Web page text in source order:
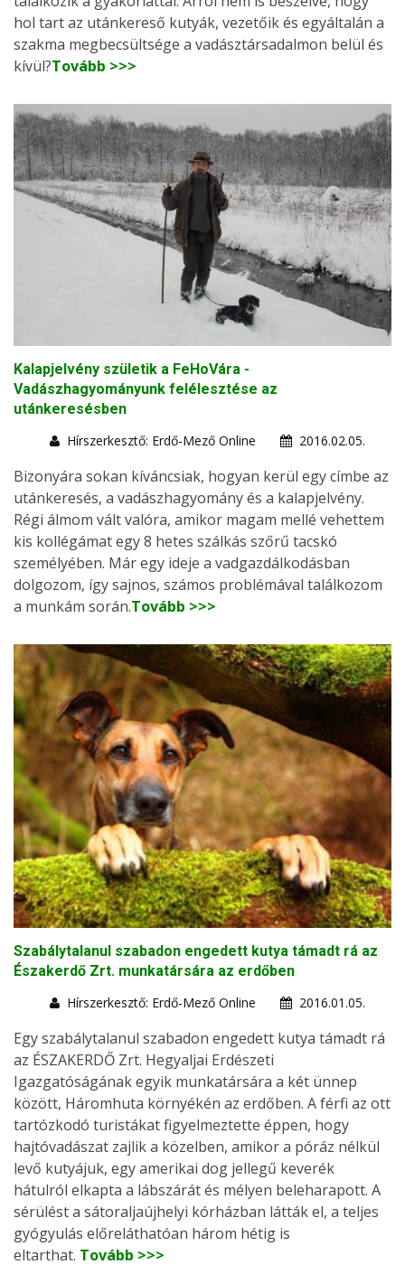
hol tart az utánkereső kutyák, vezetőik és egyáltalán a
szakma megbecsültsége a vadásztársadalmon belül és
kívül?Tovább >>>
Kalapjelvény születik a FeHoVára -
Vadászhagyományunk felélesztése az
utánkeresésben
Hírszerkesztő: Erdő-Mező Online
2016.02.05.
Bizonyára sokan kíváncsiak, hogyan kerül egy címbe az
utánkeresés, a vadászhagyomány és a kalapjelvény.
Régi álmom vált valóra, amikor magam mellé vehettem
kis kollégámat egy 8 hetes szálkás szőrű tacskó
személyében. Már egy ideje a vadgazdálkodásban
dolgozom, így sajnos, számos problémával találkozom
a munkám során.Tovább >>>
Szabálytalanul szabadon engedett kutya támadt rá az
Északerdő Zrt. munkatársára az erdőben
Hírszerkesztő: Erdő-Mező Online
2016.01.05.
Egy szabálytalanul szabadon engedett kutya támadt rá
az ÉSZAKERDŐ Zrt. Hegyaljai Erdészeti
Igazgatóságának egyik munkatársára a két ünnep
között, Háromhuta környékén az erdőben. A férfi az ott
tartózkodó turistákat figyelmeztette éppen, hogy
hajtóvadászat zajlik a közelben, amikor a póráz nélkül
levő kutyájuk, egy amerikai dog jellegű keverék
hátulról elkapta a lábszárát és mélyen beleharapott. A
sérülést a sátoraljaújhelyi kórházban látták el, a teljes
gyógyulás előreláthatóan három hétig is
eltarthat. Tovább >>>